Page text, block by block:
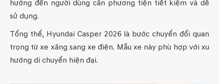
hướng đến người dùng cần phương tiện tiết kiệm và dễ
sử dụng.
Tổng thể, Hyundai Casper 2026 là bước chuyển đổi quan
trọng từ xe xăng sang xe điện. Mẫu xe này phù hợp với xu
hướng di chuyển hiện đại.